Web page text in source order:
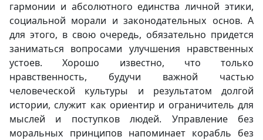
гармонии и абсолютного единства личной этики,
социальной морали и законодательных основ. А
для этого, в свою очередь, обязательно придется
заниматься вопросами улучшения нравственных
устоев. Хорошо известно, что только
нравственность, будучи важной частью
человеческой культуры и результатом долгой
истории, служит как ориентир и ограничитель для
мыслей и поступков людей. Управление без
моральных принципов напоминает корабль без